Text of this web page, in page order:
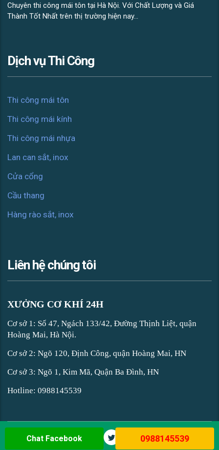
Chuyên thi công mái tôn tại Hà Nội. Với Chất Lượng và Giá
Thành Tốt Nhất trên thị trường hiện nay...
Dịch vụ Thi Công
Thi công mái tôn
Thi công mái kính
Thi công mái nhựa
Lan can sắt, inox
Cửa cổng
Cầu thang
Hàng rào sắt, inox
Liên hệ chúng tôi
XƯỞNG CƠ KHÍ 24H
Cơ sở 1: Số 47, Ngách 133/42, Đường Thịnh Liệt, quận
Hoàng Mai, Hà Nội.
Cơ sở 2: Ngõ 120, Định Công, quận Hoàng Mai, HN
Cơ sở 3: Ngõ 1, Kim Mã, Quận Ba Đình, HN
Hotline: 0988145539
Chat Facebook 0988145539